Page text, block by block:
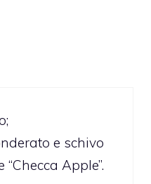
e schivo
Apple”.